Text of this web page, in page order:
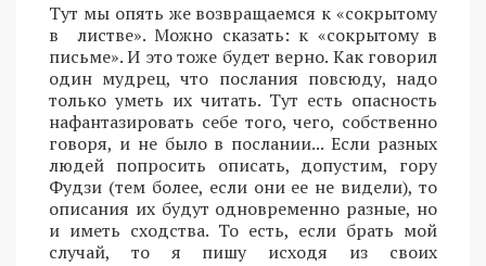
Тут мы опять же возвращаемся к «сокрытому
в листве». Можно сказать: к «сокрытому в
письме». И это тоже будет верно. Как говорил
один мудрец, что послания повсюду, надо
только уметь их читать. Тут есть опасность
нафантазировать себе того, чего, собственно
говоря, и не было в послании... Если разных
людей попросить описать, допустим, гору
Фудзи (тем более, если они ее не видели), то
описания их будут одновременно разные, но
и иметь сходства. То есть, если брать мой
случай, то я пишу исходя из своих